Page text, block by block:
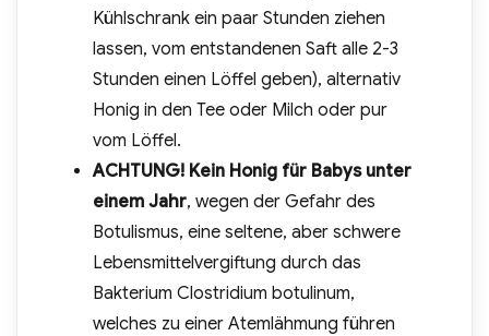
Kühlschrank ein paar Stunden ziehen
lassen, vom entstandenen Saft alle 2-3
Stunden einen Löffel geben), alternativ
Honig in den Tee oder Milch oder pur
vom Löffel.
ACHTUNG! Kein Honig für Babys unter
einem Jahr, wegen der Gefahr des
Botulismus, eine seltene, aber schwere
Lebensmittelvergiftung durch das
Bakterium Clostridium botulinum,
welches zu einer Atemlähmung führen